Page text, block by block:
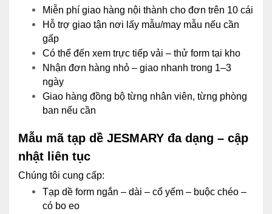
Miễn phí giao hàng nội thành cho đơn trên 10 cái
Hỗ trợ giao tận nơi lấy mẫu/may mẫu nếu cần
gấp
Có thể đến xem trực tiếp vải – thử form tại kho
Nhận đơn hàng nhỏ – giao nhanh trong 1–3
ngày
Giao hàng đồng bộ từng nhân viên, từng phòng
ban nếu cần
Mẫu mã tạp dề JESMARY đa dạng – cập
nhật liên tục
Chúng tôi cung cấp:
Tạp dề form ngắn – dài – cổ yếm – buộc chéo –
có bo eo